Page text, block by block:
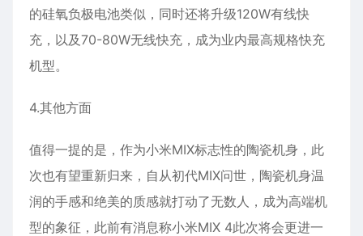
的硅氧负极电池类似，同时还将升级120W有线快
充，以及70-80W无线快充，成为业内最高规格快充
机型。
4.其他方面
值得一提的是，作为小米MIX标志性的陶瓷机身，此
次也有望重新归来，自从初代MIX问世，陶瓷机身温
润的手感和绝美的质感就打动了无数人，成为高端机
型的象征，此前有消息称小米MIX 4此次将会更进一